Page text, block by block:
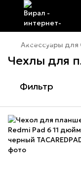
Аксессуары
Чехлы для
Фильтр